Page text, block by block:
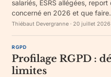
salariés, ESRS allégées,
concerné en 2026 et que faire.
Thiébaut Devergranne · 20 juillet 2026
RGPD
Profilage RGPD :
limites